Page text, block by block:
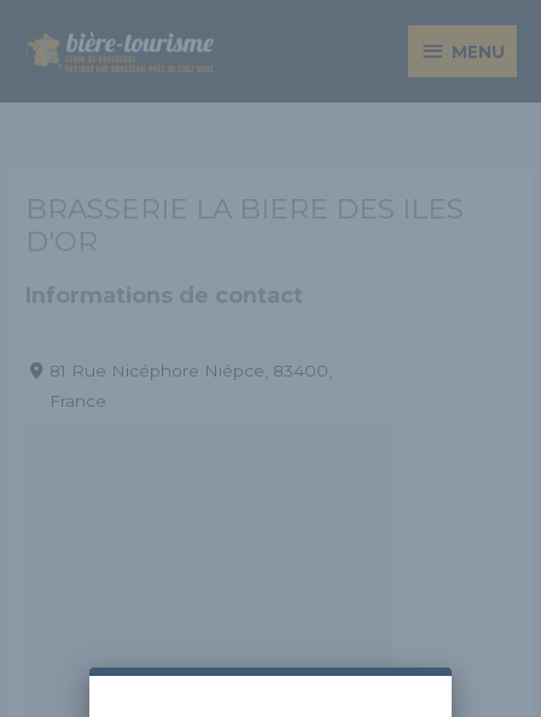
contenu
MENU
MENU
BRASSERIE LA BIERE DES ILES
D'OR
Informations de contact
81 Rue Nicéphore Niépce, 83400,
France